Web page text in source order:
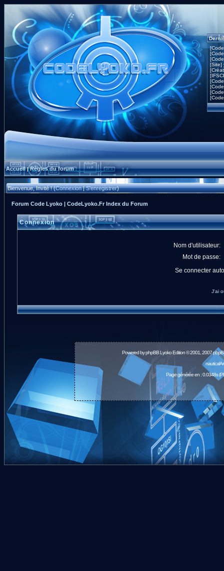
[Site]
Accueil|Règles du forum
Bienvenue, Invité ! (Connexion|S'enregistrer)
Forum Code Lyoko | CodeLyoko.Fr Index du Forum
Connexion
Nom d'utilisateur:
Mot de passe:
Se connecter
J'ai
Powered byphpBBLyoko Edition © 2001, 2007
Page générée en : 0.0348s